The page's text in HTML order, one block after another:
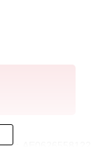
ID：AE0626558122